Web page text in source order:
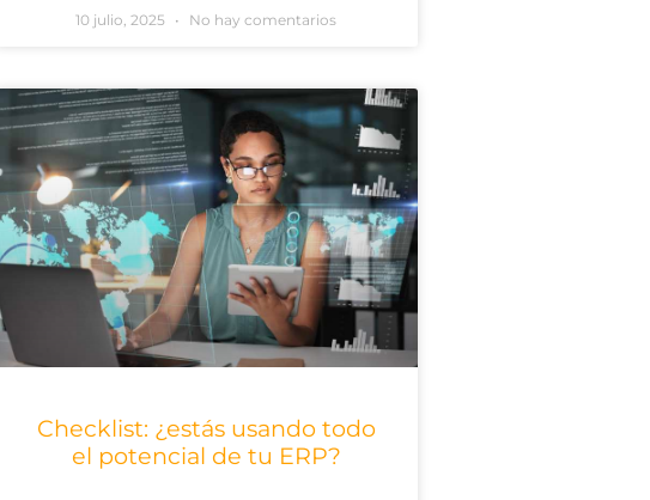
10 julio, 2025 No hay comentarios
Checklist: ¿estás usando todo
el potencial de tu ERP?